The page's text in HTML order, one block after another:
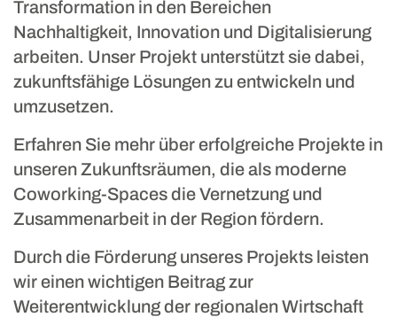
Transformation in den Bereichen
Nachhaltigkeit, Innovation und Digitalisierung
arbeiten. Unser Projekt unterstützt sie dabei,
zukunftsfähige Lösungen zu entwickeln und
umzusetzen.
Erfahren Sie mehr über erfolgreiche Projekte in
unseren Zukunftsräumen, die als moderne
Coworking-Spaces die Vernetzung und
Zusammenarbeit in der Region fördern.
Durch die Förderung unseres Projekts leisten
wir einen wichtigen Beitrag zur
Weiterentwicklung der regionalen Wirtschaft